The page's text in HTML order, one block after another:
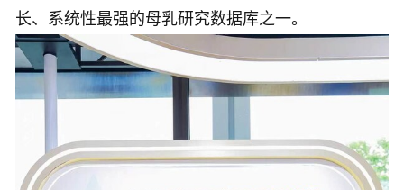
长、系统性最强的母乳研究数据库之一。